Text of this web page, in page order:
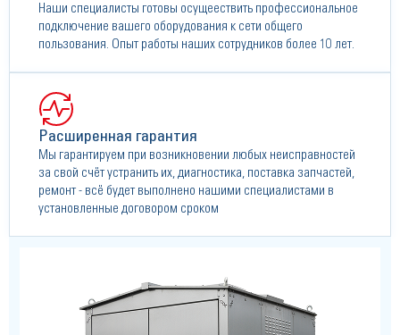
Наши специалисты готовы осущеествить профессиональное
подключение вашего оборудования к сети общего
пользования. Опыт работы наших сотрудников более 10 лет.
Расширенная гарантия
Мы гарантируем при возникновении любых неисправностей
за свой счёт устранить их, диагностика, поставка запчастей,
ремонт - всё будет выполнено нашими специалистами в
установленные договором сроком